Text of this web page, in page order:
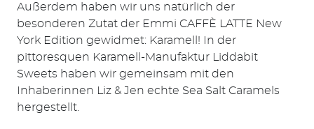
Außerdem haben wir uns natürlich der
besonderen Zutat der Emmi CAFFÈ LATTE New
York Edition gewidmet: Karamell! In der
pittoresquen Karamell-Manufaktur Liddabit
Sweets haben wir gemeinsam mit den
Inhaberinnen Liz & Jen echte Sea Salt Caramels
hergestellt.